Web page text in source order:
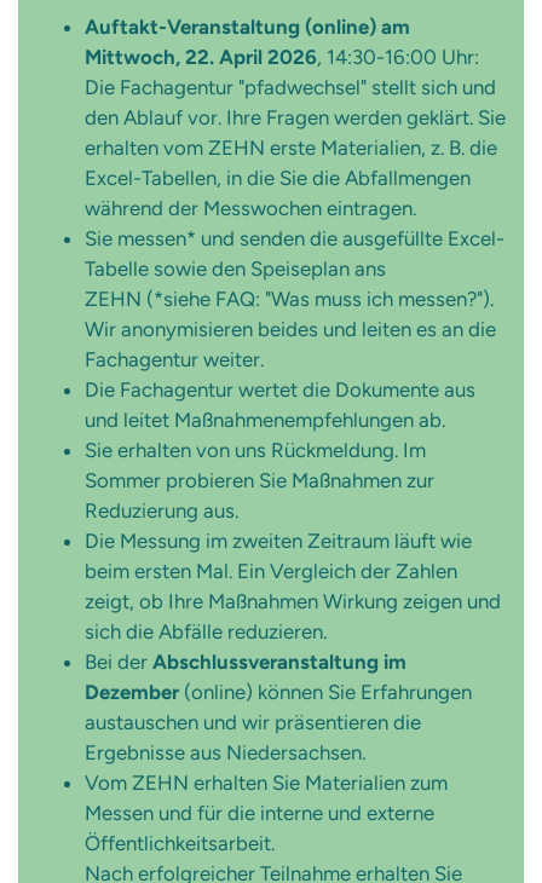
Auftakt-Veranstaltung (online) am
Mittwoch, 22. April 2026, 14:30-16:00 Uhr:
Die Fachagentur "pfadwechsel" stellt sich und
den Ablauf vor. Ihre Fragen werden geklärt. Sie
erhalten vom ZEHN erste Materialien, z. B. die
Excel-Tabellen, in die Sie die Abfallmengen
während der Messwochen eintragen.
Sie messen* und senden die ausgefüllte Excel-
Tabelle sowie den Speiseplan ans
ZEHN (*siehe FAQ: "Was muss ich messen?").
Wir anonymisieren beides und leiten es an die
Fachagentur weiter.
Die Fachagentur wertet die Dokumente aus
und leitet Maßnahmenempfehlungen ab.
Sie erhalten von uns Rückmeldung. Im
Sommer probieren Sie Maßnahmen zur
Reduzierung aus.
Die Messung im zweiten Zeitraum läuft wie
beim ersten Mal. Ein Vergleich der Zahlen
zeigt, ob Ihre Maßnahmen Wirkung zeigen und
sich die Abfälle reduzieren.
Bei der Abschlussveranstaltung im
Dezember (online) können Sie Erfahrungen
austauschen und wir präsentieren die
Ergebnisse aus Niedersachsen.
Vom ZEHN erhalten Sie Materialien zum
Messen und für die interne und externe
Öffentlichkeitsarbeit.
Nach erfolgreicher Teilnahme erhalten Sie